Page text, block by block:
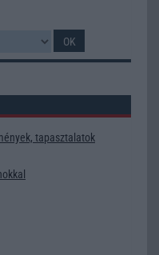
tapasztalatok